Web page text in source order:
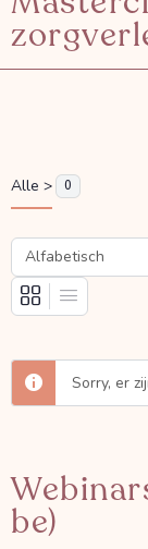
Alle > 0
Sorry, er
be)